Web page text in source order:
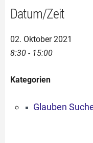
Datum/Zeit
02. Oktober 2021
8:30 - 15:00
Kategorien
Glauben